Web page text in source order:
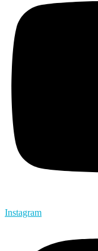
Instagram